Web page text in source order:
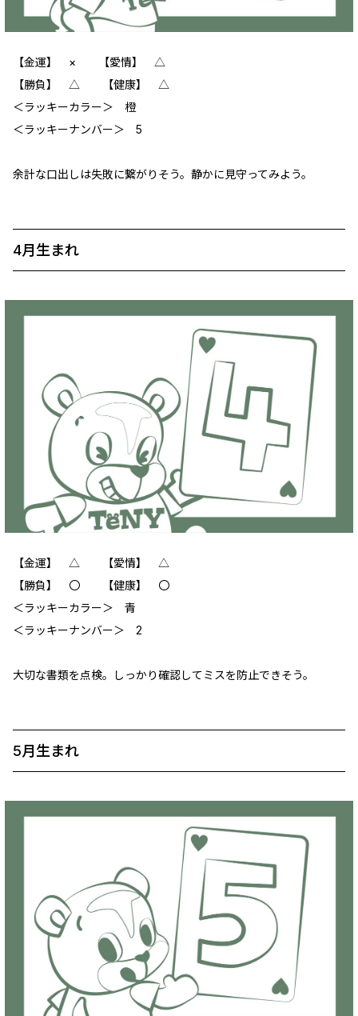
【金運】 × 【愛情】 △
【勝負】 △ 【健康】 △
＜ラッキーカラー＞ 橙
＜ラッキーナンバー＞ 5
余計な口出しは失敗に繋がりそう。静かに見守ってみよう。
4月生まれ
【金運】 △ 【愛情】 △
【勝負】 〇 【健康】 〇
＜ラッキーカラー＞ 青
＜ラッキーナンバー＞ 2
大切な書類を点検。しっかり確認してミスを防止できそう。
5月生まれ